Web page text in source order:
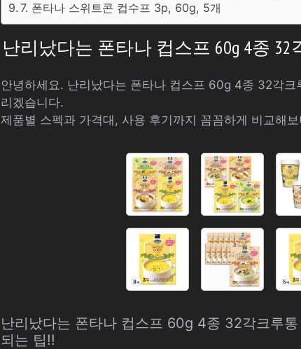
7. 폰타나 스위트콘 컵수프 3p, 60g, 5개
난리났다는 폰타나 컵스프 60g 4종
안녕하세요. 난리났다는 폰타나 컵스프 60g 4종 32각
리겠습니다.
제품별 스펙과 가격대, 사용 후기까지 꼼꼼하게 비교해
난리났다는 폰타나 컵스프 60g 4종 32각크루
되는 팁!!